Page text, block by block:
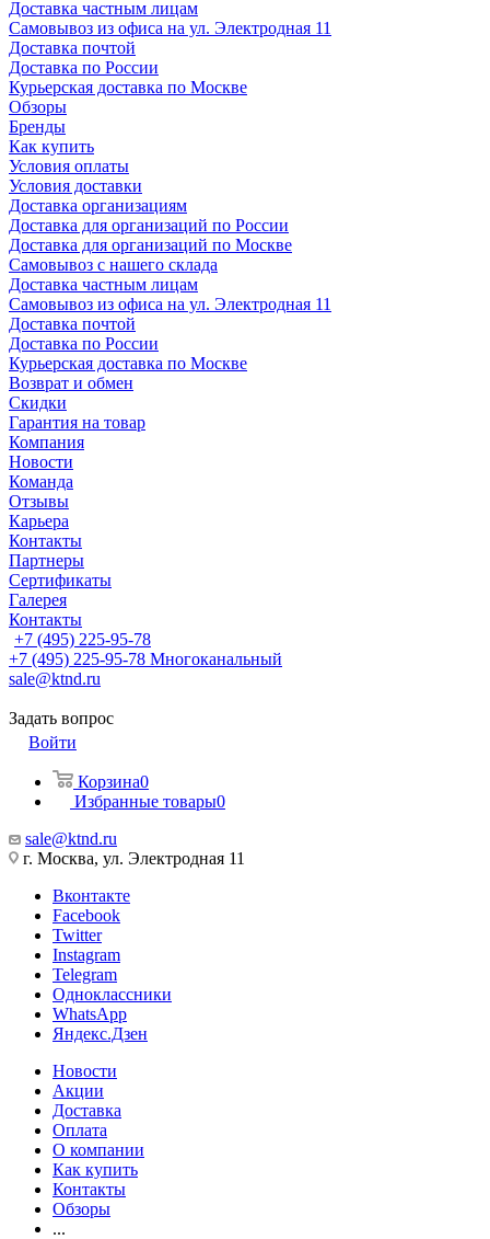
Доставка частным лицам
Самовывоз из офиса на ул. Электродная 11
Доставка почтой
Доставка по России
Курьерская доставка по Москве
Обзоры
Бренды
Как купить
Условия оплаты
Условия доставки
Доставка организациям
Доставка для организаций по России
Доставка для организаций по Москве
Самовывоз с нашего склада
Доставка частным лицам
Самовывоз из офиса на ул. Электродная 11
Доставка почтой
Доставка по России
Курьерская доставка по Москве
Возврат и обмен
Скидки
Гарантия на товар
Компания
Новости
Команда
Отзывы
Карьера
Контакты
Партнеры
Сертификаты
Галерея
Контакты
+7 (495) 225-95-78
+7 (495) 225-95-78 Многоканальный
sale@ktnd.ru
Задать вопрос
Войти
Корзина0
Избранные товары0
sale@ktnd.ru
г. Москва, ул. Электродная 11
Вконтакте
Facebook
Twitter
Instagram
Telegram
Одноклассники
WhatsApp
Яндекс.Дзен
Новости
Акции
Доставка
Оплата
О компании
Как купить
Контакты
Обзоры
...